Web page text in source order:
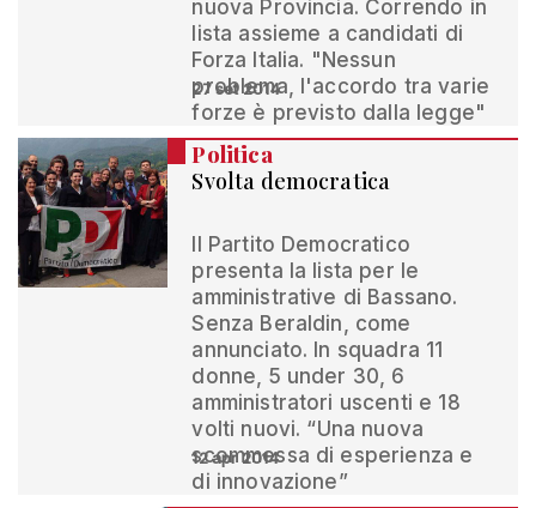
nuova Provincia. Correndo in
lista assieme a candidati di
Forza Italia. "Nessun
problema, l'accordo tra varie
forze è previsto dalla legge"
27 set 2014
Politica
Svolta democratica
Il Partito Democratico
presenta la lista per le
amministrative di Bassano.
Senza Beraldin, come
annunciato. In squadra 11
donne, 5 under 30, 6
amministratori uscenti e 18
volti nuovi. “Una nuova
scommessa di esperienza e
di innovazione”
12 apr 2014